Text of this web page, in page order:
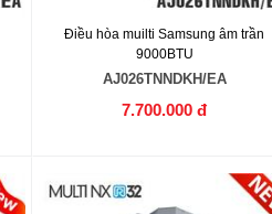
Điều hòa muilti Samsung âm trần
9000BTU
AJ026TNNDKH/EA
7.700.000 đ